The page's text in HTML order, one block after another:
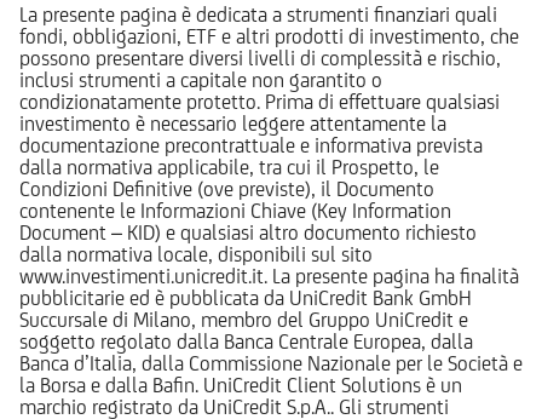
La presente pagina è dedicata a strumenti finanziari quali
fondi, obbligazioni, ETF e altri prodotti di investimento, che
possono presentare diversi livelli di complessità e rischio,
inclusi strumenti a capitale non garantito o
condizionatamente protetto. Prima di effettuare qualsiasi
investimento è necessario leggere attentamente la
documentazione precontrattuale e informativa prevista
dalla normativa applicabile, tra cui il Prospetto, le
Condizioni Definitive (ove previste), il Documento
contenente le Informazioni Chiave (Key Information
Document – KID) e qualsiasi altro documento richiesto
dalla normativa locale, disponibili sul sito
www.investimenti.unicredit.it. La presente pagina ha finalità
pubblicitarie ed è pubblicata da UniCredit Bank GmbH
Succursale di Milano, membro del Gruppo UniCredit e
soggetto regolato dalla Banca Centrale Europea, dalla
Banca d’Italia, dalla Commissione Nazionale per le Società e
la Borsa e dalla Bafin. UniCredit Client Solutions è un
marchio registrato da UniCredit S.p.A.. Gli strumenti